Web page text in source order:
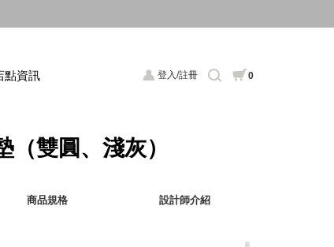
登入/註冊 0
點資訊
雙圓、淺灰）
商品規格 設計師介紹